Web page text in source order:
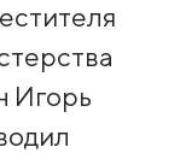
Игорь